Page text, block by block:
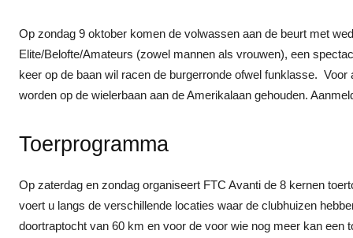
Op zondag 9 oktober komen de volwassen aan de beurt met
Elite/Belofte/Amateurs (zowel mannen als vrouwen), een
keer op de baan wil racen de burgerronde ofwel funklasse.
worden op de wielerbaan aan de Amerikalaan gehouden.
Toerprogramma
Op zaterdag en zondag organiseert FTC Avanti de 8 kernen
voert u langs de verschillende locaties waar de clubhuizen
doortraptocht van 60 km en voor de voor wie nog meer kan